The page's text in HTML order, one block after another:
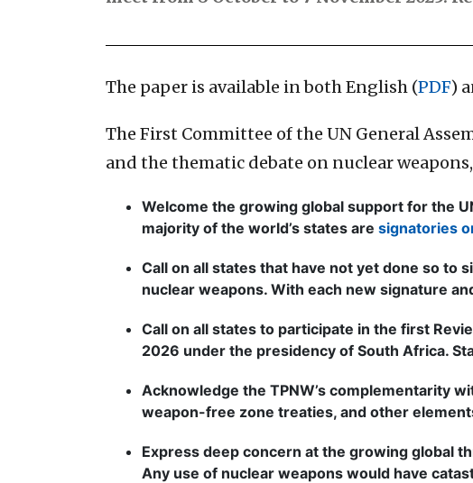
The paper is available in both English (PDF)
The First Committee of the UN General
and the thematic debate on nuclear
Welcome the growing global support for the
majority of the world’s states are signatories
Call on all states that have not yet done so to
nuclear weapons. With each new signature
Call on all states to participate in the first
2026 under the presidency of South Africa.
Acknowledge the TPNW’s complementarity
weapon-free zone treaties, and other
Express deep concern at the growing global
Any use of nuclear weapons would have